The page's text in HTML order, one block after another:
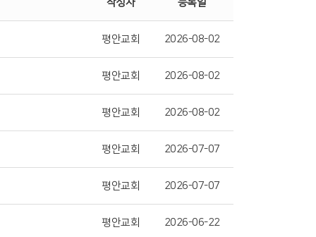
평안교회 2026-08-02
평안교회 2026-08-02
평안교회 2026-08-02
평안교회 2026-07-07
평안교회 2026-07-07
평안교회 2026-06-22